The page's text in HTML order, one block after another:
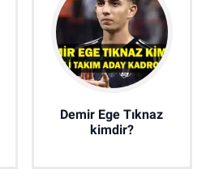
Demir Ege Tıknaz
kimdir?